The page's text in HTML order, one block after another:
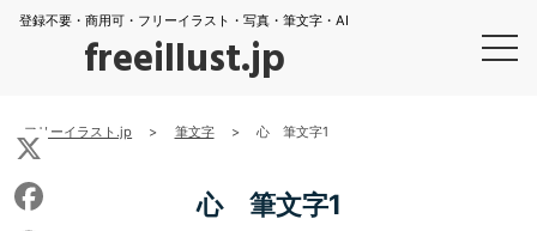
登録不要・商用可・フリーイラスト・写真・筆文字・AI
freeillust.jp
フリーイラスト.jp > 筆文字 > 心 筆文字1
心 筆文字1
X